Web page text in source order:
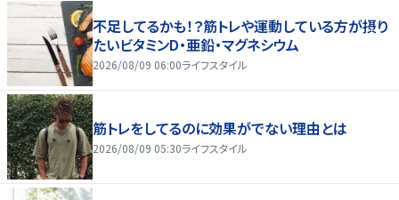
不足してるかも！？筋トレや運動している方が摂り
たいビタミンD・亜鉛・マグネシウム
2026/08/09 06:00ライフスタイル
筋トレをしてるのに効果がでない理由とは
2026/08/09 05:30ライフスタイル